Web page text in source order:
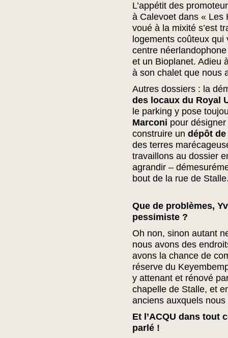
L’appétit des
à Calevoet dans « Les
voué à la mixité s’est
logements coûteux
centre
et un Bioplanet. Adieu
à son chalet que nous
Autres dossiers : la
des locaux du Royal
le parking y pose
Marconi pour
construire un dépôt
des terres
travaillons au dossier
agrandir –
bout de la rue de
Que de problèmes,
pessimiste ?
Oh non, sinon autant
nous avons des
avons la chance de
réserve du
y attenant et rénové
chapelle de Stalle, et
anciens auxquels
Et l’ACQU dans tout
parlé !